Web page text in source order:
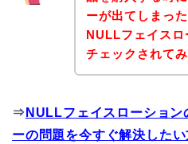
ーが出てしまっ
NULLフェイスロ
チェックされて
⇒ NULLフェイスローショ
ーの問題を今すぐ解決した